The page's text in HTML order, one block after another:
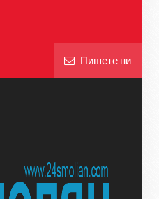
Пишете ни